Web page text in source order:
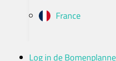
France
Log in de